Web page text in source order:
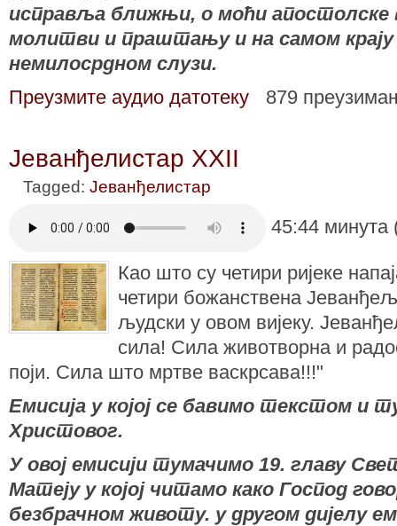
исправља ближњи, о моћи апостолске
молитви и праштању и на самом крају
немилосрдном слузи.
Преузмите аудио датотеку
879
Јеванђелистар XXII
Tagged: Јеванђелистар
45:44
Као што су четири ријеке
четири божанствена
људски у овом вијеку.
сила! Сила животворна и
поји. Сила што мртве васкрсава!!!"
Емисија у којој се бавимо текстом и
Христовог.
У овој емисији тумачимо 19. главу
Матеју у којoj читамо како Господ
безбрачном животу. у другом дијелу